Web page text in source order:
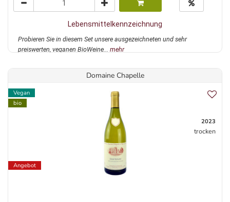
Lebensmittelkennzeichnung
Probieren Sie in diesem Set unsere ausgezeichneten und sehr
preiswerten, veganen BioWeine... mehr
Domaine Chapelle
Vegan
bio
Angebot
2023
trocken